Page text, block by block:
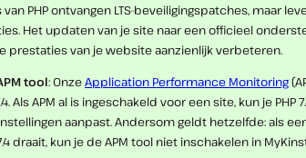
PHP ontvangen LTS-beveiligingspatches, maar
Het updaten van je site naar een officieel
prestaties van je website aanzienlijk verbeteren.
tool: OnzeApplication Performance Monitoring
Als APM al is ingeschakeld voor een site, kun je PHP
aanpast. Andersom geldt hetzelfde: als
draait, kun je de APM tool niet inschakelen in